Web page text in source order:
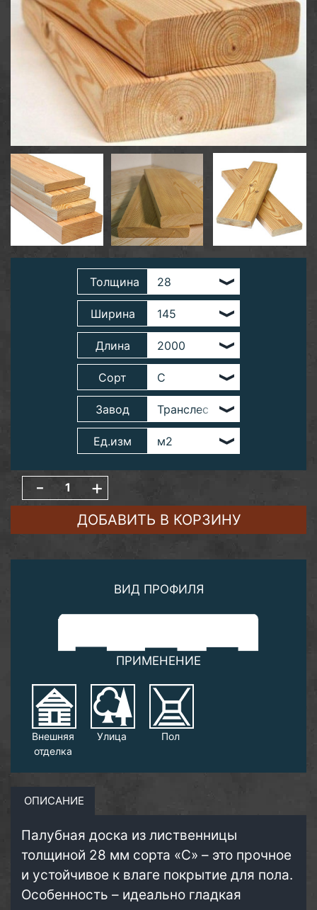
Толщина
Ширина
Длина
Сорт
Завод
Ед.изм
- +
ДОБАВИТЬ В КОРЗИНУ
ВИД ПРОФИЛЯ
ПРИМЕНЕНИЕ
Внешняя
отделка
Улица Пол
ОПИСАНИЕ
Палубная доска из лиственницы
толщиной 28 мм сорта «С» – это прочное
и устойчивое к влаге покрытие для пола.
Особенность – идеально гладкая